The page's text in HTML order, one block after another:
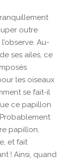
outre
Au-
ses ailes, ce
les oiseaux
se fait-il
ce papillon
papillon,
et fait
! Ainsi, quand